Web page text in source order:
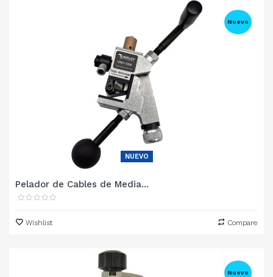
Nuevo
NUEVO
Pelador de Cables de Media...
Wishlist Compare
Nuevo